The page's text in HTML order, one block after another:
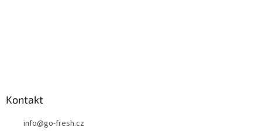
Kontakt
info@go-fresh.cz